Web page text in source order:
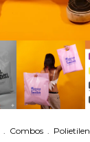
. Combos .